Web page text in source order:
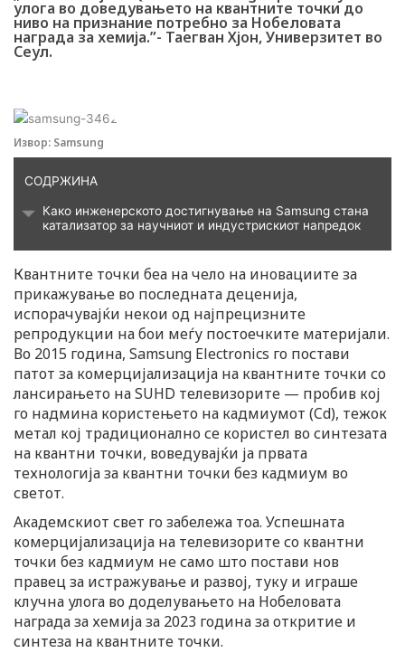
k
-
i
улога во доведувањето на квантните точки до
ниво на признание потребно за Нобеловата
награда за хемија.”- Таегван Хјон, Универзитет во
Сеул.
Извор: Samsung
СОДРЖИНА
Како инженерското достигнување на Samsung стана
катализатор за научниот и индустрискиот напредок
Квантните точки беа на чело на иновациите за
прикажување во последната деценија,
испорачувајќи некои од најпрецизните
репродукции на бои меѓу постоечките материјали.
Во 2015 година, Samsung Electronics го постави
патот за комерцијализација на квантните точки со
лансирањето на SUHD телевизорите — пробив кој
го надмина користењето на кадмиумот (Cd), тежок
метал кој традиционално се користел во синтезата
на квантни точки, воведувајќи ја првата
технологија за квантни точки без кадмиум во
светот.
Академскиот свет го забележа тоа. Успешната
комерцијализација на телевизорите со квантни
точки без кадмиум не само што постави нов
правец за истражување и развој, туку и играше
клучна улога во доделувањето на Нобеловата
награда за хемија за 2023 година за откритие и
синтеза на квантните точки.